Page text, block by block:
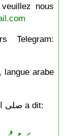
nous
Telegram:
langue arabe
Le Messager de Allâh صلى الله عليه وسلّم a dit: